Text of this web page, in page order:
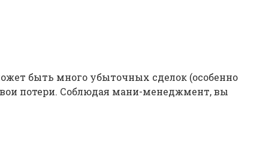
быть много убыточных сделок (особенно
потери. Соблюдая мани-менеджмент, вы